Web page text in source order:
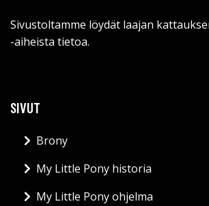
Sivustoltamme löydät laajan
-aiheista tietoa.
SIVUT
Brony
My Little Pony historia
My Little Pony ohjelma